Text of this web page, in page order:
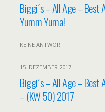
Biggi´s – All Age – Best
Yumm Yuma!
KEINE ANTWORT
15. DEZEMBER 2017
Biggi´s – All Age – Best
– (KW 50) 2017